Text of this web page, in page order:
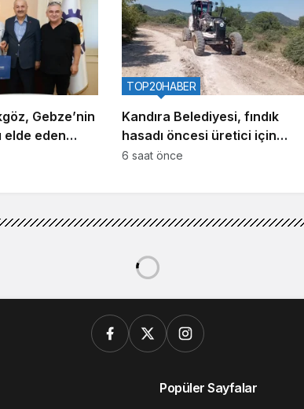
Gebze’nin
elde eden
Kandıra Belediyesi, fındık
hasadı öncesi üretici için
seferber oldu
TOP20HABER
6 saat önce
Popüler Sayfalar